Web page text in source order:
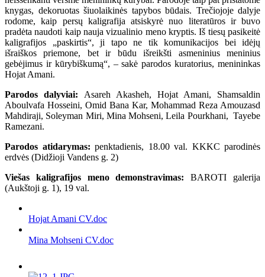
knygas, dekoruotas šiuolaikinės tapybos būdais. Trečiojoje dalyje
rodome, kaip persų kaligrafija atsiskyrė nuo literatūros ir buvo
pradėta naudoti kaip nauja vizualinio meno kryptis. Iš tiesų pasikeitė
kaligrafijos „paskirtis“, ji tapo ne tik komunikacijos bei idėjų
išraiškos priemone, bet ir būdu išreikšti asmeninius meninius
gebėjimus ir kūrybiškumą“, – sakė parodos kuratorius, menininkas
Hojat Amani.
Parodos dalyviai: Asareh Akasheh, Hojat Amani, Shamsaldin
Aboulvafa Hosseini, Omid Bana Kar, Mohammad Reza Amouzasd
Mahdiraji, Soleyman Miri, Mina Mohseni, Leila Pourkhani, Tayebe
Ramezani.
Parodos atidarymas: penktadienis, 18.00 val. KKKC parodinės
erdvės (Didžioji Vandens g. 2)
Viešas kaligrafijos meno demonstravimas:BAROTI galerija
(Aukštoji g. 1), 19 val.
Hojat Amani CV.doc
Mina Mohseni CV.doc